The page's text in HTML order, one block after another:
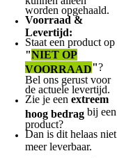
worden opgehaald.
Voorraad &
Levertijd:
Staat een product op
"NIET OP
VOORRAAD"?
Bel ons gerust voor
de actuele levertijd.
Zie je een extreem
hoog bedragbij een
product?
Dan is dit helaas niet
meer leverbaar.